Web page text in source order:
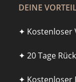
DEINE
✦ Kostenloser
✦ 20 Tage
✦ Kostenloser